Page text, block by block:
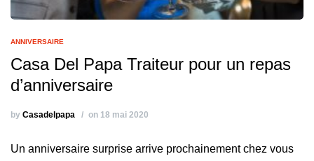
ANNIVERSAIRE
Casa Del Papa Traiteur pour un repas
d’anniversaire
by Casadelpapa on 18 mai 2020
Un anniversaire surprise arrive prochainement chez vous